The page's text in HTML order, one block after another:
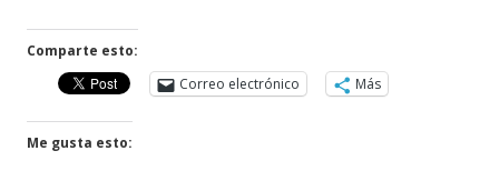
Comparte esto:
Correo electrónico
Más
Me gusta esto: